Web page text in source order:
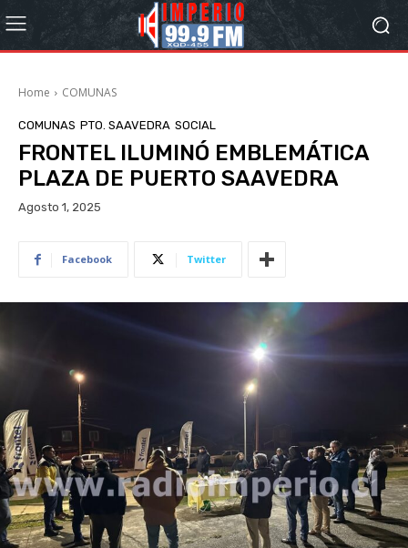
Home COMUNAS
COMUNAS PTO. SAAVEDRA SOCIAL
FRONTEL ILUMINÓ EMBLEMÁTICA
PLAZA DE PUERTO SAAVEDRA
Agosto 1, 2025
Facebook Twitter